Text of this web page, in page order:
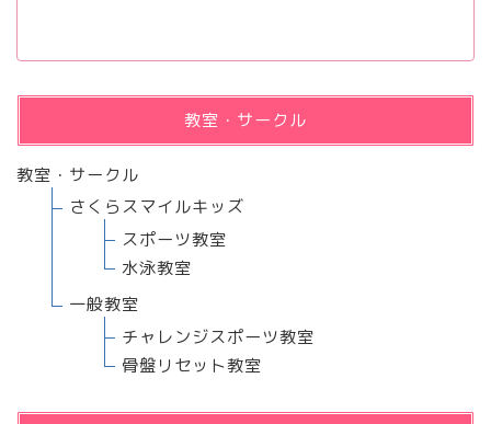
教室・サークル
教室・サークル
さくらスマイルキッズ
スポーツ教室
水泳教室
一般教室
チャレンジスポーツ教室
骨盤リセット教室